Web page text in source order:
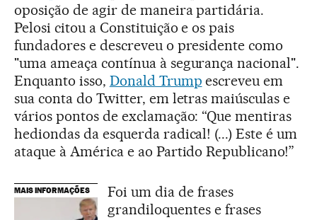
oposição de agir de maneira partidária.
Pelosi citou a Constituição e os pais
fundadores e descreveu o presidente como
"uma ameaça contínua à segurança nacional".
Enquanto isso, Donald Trump escreveu em
sua conta do Twitter, em letras maiúsculas e
vários pontos de exclamação: “Que mentiras
hediondas da esquerda radical! (...) Este é um
ataque à América e ao Partido Republicano!”
MAIS INFORMAÇÕES
Foi um dia de frases
grandiloquentes e frases